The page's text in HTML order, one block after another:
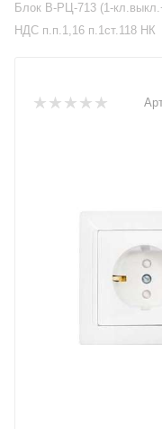
Блок В-РЦ-713 (1-
НДС п.п.1,16 п.1ст.118 НК